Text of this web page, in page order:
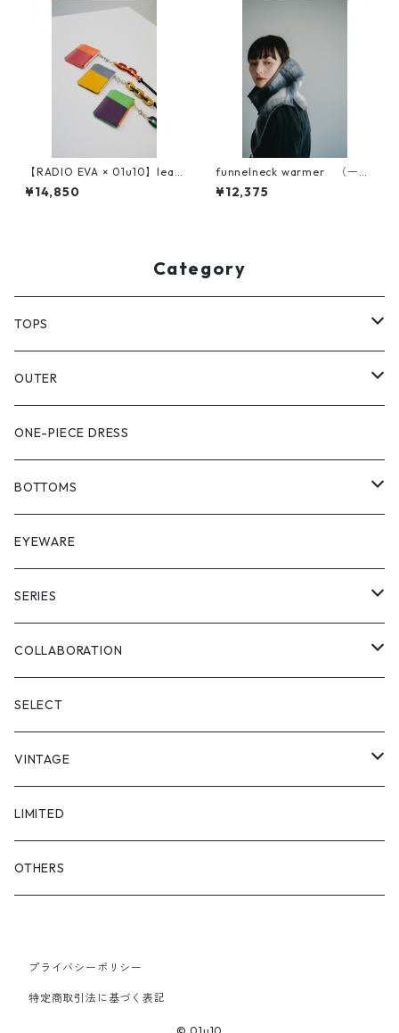
【RADIO EVA × 01u10】leat
her neck wallet
¥14,850
funnelneck warmer （一重
仕立て）
¥12,375
Category
TOPS
PULL OVER
SHIRT
VEST
OUTER
VEST
JACKET
COAT
PULL OVER
ONE-PIECE DRESS
BOTTOMS
SHORT LENGS
FULL LENGS
SKIRT
EYEWARE
SERIES
"matoi"
"enkan"
"tsunagi"
"asobi"
COLLABORATION
RADIO EVA
1+O
FULL DIVE
iCONOLOGY
SELECT
VINTAGE
TOPS
OUTER
SHOES & ACCESSORY
LIMITED
OTHERS
プライバシーポリシー
特定商取引法に基づく表記